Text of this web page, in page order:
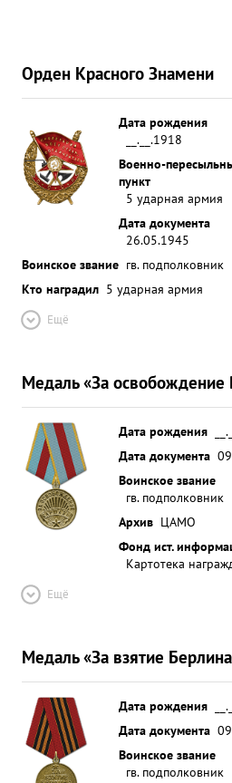
Орден Красного Знамени
Дата рождения
__.__.1918
Военно-
пункт
5 ударная армия
Дата документа
26.05.1945
Воинское звание гв. подполковник
Кто наградил 5 ударная армия
Ещё
Медаль «За
Дата рождения
Дата документа
Воинское звание
гв. подполковник
Архив ЦАМО
Фонд ист.
Картотека
Ещё
Медаль «За взятие
Дата рождения
Дата документа
Воинское звание
гв. подполковник